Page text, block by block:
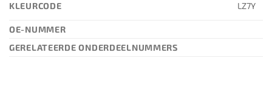
KLEURCODE LZ7Y
OE-NUMMER
GERELATEERDE ONDERDEELNUMMERS